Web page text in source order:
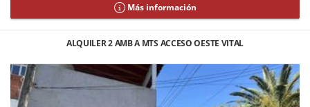
Más información
ALQUILER 2 AMB A MTS ACCESO OESTE VITAL